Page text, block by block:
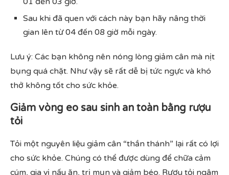
Sau khi đã quen với cách này bạn hãy nâng thời
gian lên từ 04 đến 08 giờ mỗi ngày.
Lưu ý: Các bạn không nên nóng lòng giảm cân mà nịt
bụng quá chặt. Như vậy sẽ rất dễ bị tức ngực và khó
thở không tốt cho sức khỏe.
Giảm vòng eo sau sinh an toàn bằng rượu
tỏi
Tỏi một nguyên liệu giảm cân “thần thánh” lại rất có lợi
cho sức khỏe. Chúng có thể được dùng để chữa cảm
cúm, gia vị nấu ăn, trị mụn và giảm béo. Rượu tỏi ngâm